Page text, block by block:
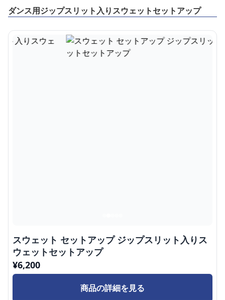
ダンス用ジップスリット入りスウェットセットアップ
スウェット セットアップ ジップスリット入りス
ウェットセットアップ
¥6,200
商品の詳細を見る